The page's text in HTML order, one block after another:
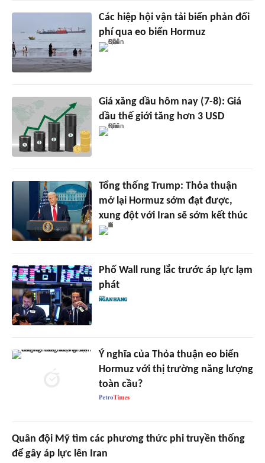
Các hiệp hội vận tải biển phản đối
phí qua eo biển Hormuz
Giá xăng dầu hôm nay (7-8): Giá
dầu thế giới tăng hơn 3 USD
Tổng thống Trump: Thỏa thuận
mở lại Hormuz sớm đạt được,
xung đột với Iran sẽ sớm kết thúc
Phố Wall rung lắc trước áp lực lạm
phát
Ý nghĩa của Thỏa thuận eo biển
Hormuz với thị trường năng lượng
toàn cầu?
Quân đội Mỹ tìm các phương thức phi truyền thống
để gây áp lực lên Iran